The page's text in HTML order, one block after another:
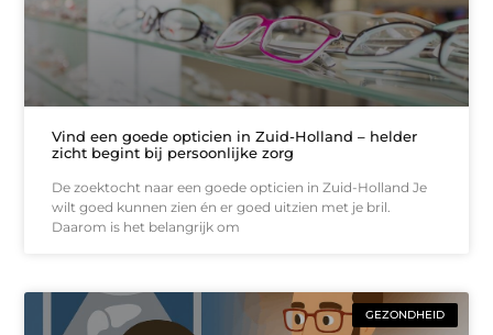
Vind een goede opticien in Zuid-Holland – helder
zicht begint bij persoonlijke zorg
De zoektocht naar een goede opticien in Zuid-Holland Je
wilt goed kunnen zien én er goed uitzien met je bril.
Daarom is het belangrijk om
GEZONDHEID